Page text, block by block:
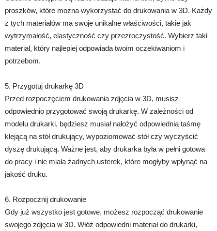
proszków, które można wykorzystać do drukowania w 3D. Każdy
z tych materiałów ma swoje unikalne właściwości, takie jak
wytrzymałość, elastyczność czy przezroczystość. Wybierz taki
materiał, który najlepiej odpowiada twoim oczekiwaniom i
potrzebom.
5. Przygotuj drukarkę 3D
Przed rozpoczęciem drukowania zdjęcia w 3D, musisz
odpowiednio przygotować swoją drukarkę. W zależności od
modelu drukarki, będziesz musiał nałożyć odpowiednią taśmę
klejącą na stół drukujący, wypoziomować stół czy wyczyścić
dyszę drukującą. Ważne jest, aby drukarka była w pełni gotowa
do pracy i nie miała żadnych usterek, które mogłyby wpłynąć na
jakość druku.
6. Rozpocznij drukowanie
Gdy już wszystko jest gotowe, możesz rozpocząć drukowanie
swojego zdjęcia w 3D. Włóż odpowiedni materiał do drukarki,